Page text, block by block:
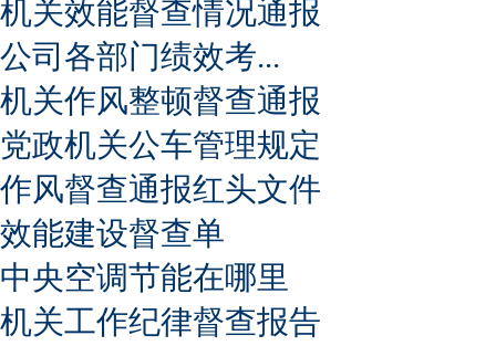
机关效能督查情况通报
公司各部门绩效考...
机关作风整顿督查通报
党政机关公车管理规定
作风督查通报红头文件
效能建设督查单
中央空调节能在哪里
机关工作纪律督查报告